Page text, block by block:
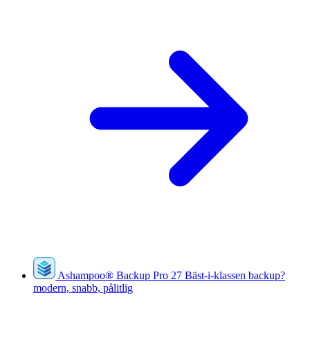
Ashampoo® Backup Pro 27 Bäst-i-klassen backup?
modern, snabb, pålitlig